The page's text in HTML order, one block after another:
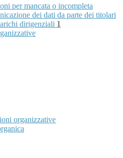
per mancata o incompleta
dei dati da parte dei titolari
dirigenziali 1
organizzative